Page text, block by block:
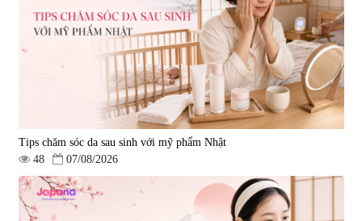
Tips chăm sóc da sau sinh với mỹ phẩm Nhật
48
07/08/2026